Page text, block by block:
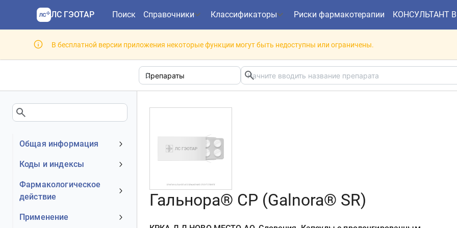
ЛС ГЭОТАР Поиск Справочники Классификаторы Риски фармакотерапии КОНСУЛЬТАНТ
В бесплатной версии приложения некоторые функции могут быть недоступны или ограничены.
Общая информация
Устаревшее наименование
Номер регистрационного
удостоверения РФ
Действующее вещество
Коды и индексы
АТХ код
МКБ-10 код
Фармакологическое
действие
Механизм действия
Применение
Гальнора® СР (Galnora® SR)